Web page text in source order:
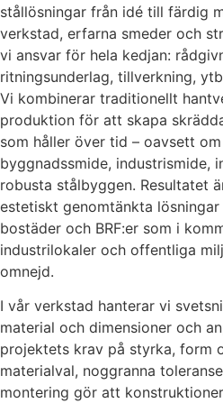
stållösningar från idé till färdig
verkstad, erfarna smeder och
vi ansvar för hela kedjan:
ritningsunderlag, tillverkning,
Vi kombinerar traditionellt
produktion för att skapa
som håller över tid – oavsett
byggnadssmide, industrismide,
robusta stålbyggen. Resultatet
estetiskt genomtänkta
bostäder och BRF:er som i
industrilokaler och offentliga
omnejd.
I vår verkstad hanterar vi
material och dimensioner och
projektets krav på styrka, form
materialval, noggranna
montering gör att